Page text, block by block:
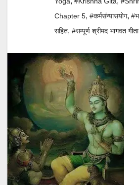
Chapter 5, #कर्मसंन्यासयोग,
सहित, #सम्पूर्ण श्रीमद भागवत गीता